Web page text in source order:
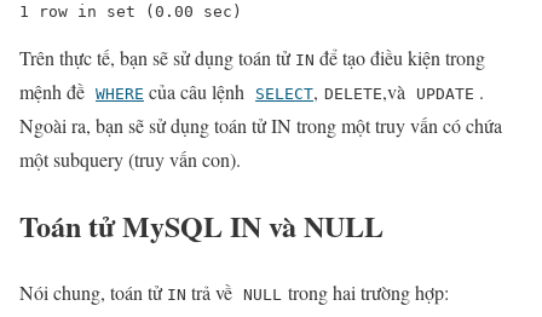
1 row in set (0.00 sec)
Trên thực tế, bạn sẽ sử dụng toán tử IN để tạo điều kiện trong
mệnh đề WHERE của câu lệnh SELECT, DELETE,và UPDATE .
Ngoài ra, bạn sẽ sử dụng toán tử IN trong một truy vấn có chứa
một subquery (truy vấn con).
Toán tử MySQL IN và NULL
Nói chung, toán tử IN trả về NULL trong hai trường hợp: